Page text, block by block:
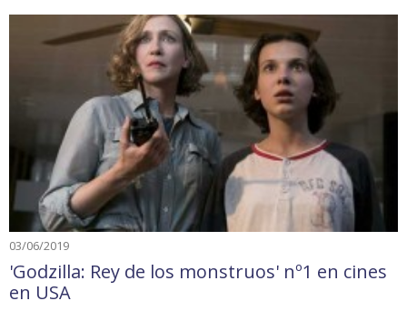
03/06/2019
'Godzilla: Rey de los monstruos' nº1 en cines
en USA